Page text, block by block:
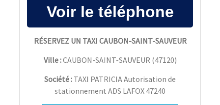
RÉSERVEZ UN TAXI CAUBON-SAINT-SAUVEUR
Ville :CAUBON-SAINT-SAUVEUR (47120)
Société : TAXI PATRICIA Autorisation de
stationnement ADS LAFOX 47240